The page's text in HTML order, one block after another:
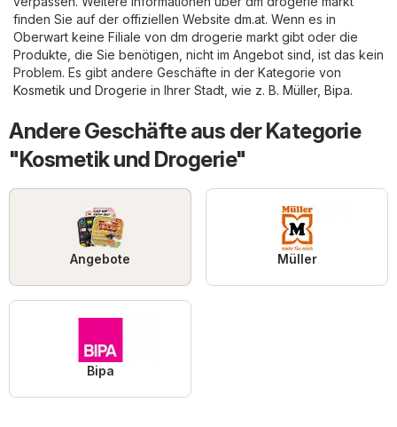
finden Sie auf der offiziellen Website dm.at. Wenn es in
Oberwart keine Filiale von dm drogerie markt gibt oder die
Produkte, die Sie benötigen, nicht im Angebot sind, ist das kein
Problem. Es gibt andere Geschäfte in der Kategorie von
Kosmetik und Drogerie in Ihrer Stadt, wie z. B. Müller, Bipa.
Andere Geschäfte aus der Kategorie
"Kosmetik und Drogerie"
Angebote Müller
Bipa